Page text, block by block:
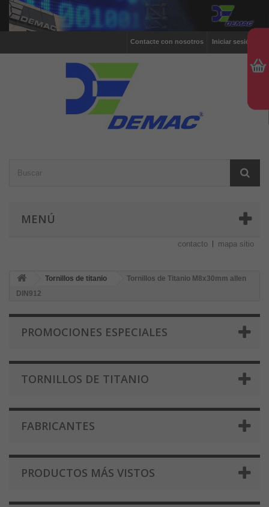
Iniciar sesión
Contacte con nosotros
MENÚ
contacto mapa sitio
Tornillos de titanio
Tornillos de Titanio M8x30mm allen
DIN912
PROMOCIONES ESPECIALES
TORNILLOS DE TITANIO
FABRICANTES
PRODUCTOS MÁS VISTOS